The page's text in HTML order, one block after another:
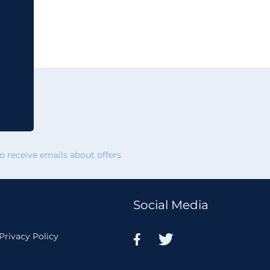
receive emails about offers
Privacy Policy
Social Media
 